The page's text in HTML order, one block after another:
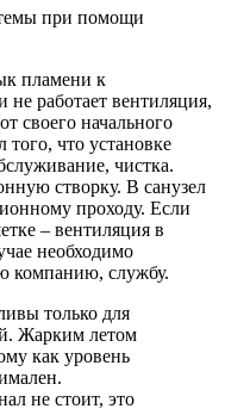
при помощи
пламени к
работает вентиляция,
своего начального
что установке
чистка.
створку. В санузел
проходу. Если
– вентиляция в
необходимо
компанию, службу.
только для
Жарким летом
как уровень
не стоит, это